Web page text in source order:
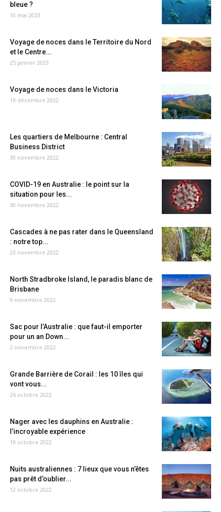
bleue ?
10 mai 2023
Voyage de noces dans le Territoire du Nord
et le Centre...
25 janvier 2023
Voyage de noces dans le Victoria
19 décembre 2022
Les quartiers de Melbourne : Central
Business District
30 novembre 2022
COVID-19 en Australie : le point sur la
situation pour les...
30 novembre 2022
Cascades à ne pas rater dans le Queensland
: notre top...
23 novembre 2022
North Stradbroke Island, le paradis blanc de
Brisbane
9 novembre 2022
Sac pour l’Australie : que faut-il emporter
pour un an Down...
2 novembre 2022
Grande Barrière de Corail : les 10 îles qui
vont vous...
26 octobre 2022
Nager avec les dauphins en Australie :
l’incroyable expérience
19 octobre 2022
Nuits australiennes : 7 lieux que vous n’êtes
pas prêt d’oublier...
12 octobre 2022